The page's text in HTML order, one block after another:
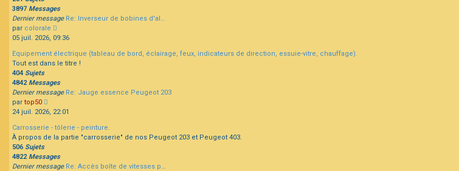
3897 Messages
Dernier message Re: Inverseur de bobines d'al…
par colorale
le
message
05 juil. 2026, 09:36
Equipement électrique (tableau de bord, éclairage, feux, indicateurs de direction, essuie-vitre, chauffage).
Tout est dans le titre !
404 Sujets
4842Messages
Dernier message Re: Jauge essence Peugeot 203
par top50
le
message
24 juil. 2026, 22:01
Carrosserie - tôlerie - peinture.
À propos de la partie "carrosserie" de nos Peugeot 203 et Peugeot 403.
506 Sujets
4822Messages
Dernier message Re: Accès boîte de vitesses p…